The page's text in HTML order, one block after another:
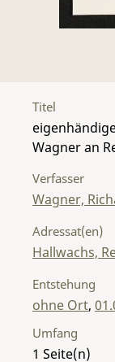
Titel
Wagner an
Verfasser
Wagner,
Adressat(en)
Hallwachs,
Entstehung
ohne Ort,
Umfang
1